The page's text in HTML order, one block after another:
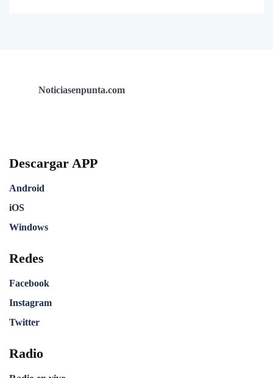
Noticiasenpunta.com
Descargar APP
Android
iOS
Windows
Redes
Facebook
Instagram
Twitter
Radio